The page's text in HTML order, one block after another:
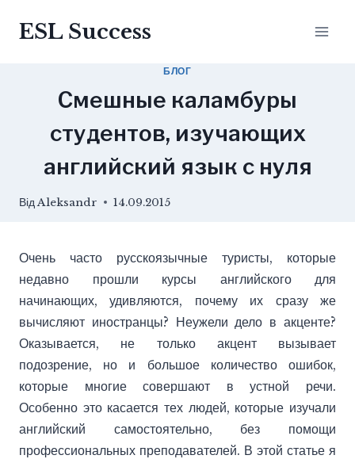
ESL Success
БЛОГ
Смешные каламбуры
студентов, изучающих
английский язык с нуля
ВідAleksandr 14.09.2015
Очень часто русскоязычные туристы, которые
недавно прошли курсы английского для
начинающих, удивляются, почему их сразу же
вычисляют иностранцы? Неужели дело в акценте?
Оказывается, не только акцент вызывает
подозрение, но и большое количество ошибок,
которые многие совершают в устной речи.
Особенно это касается тех людей, которые изучали
английский самостоятельно, без помощи
профессиональных преподавателей. В этой статье я